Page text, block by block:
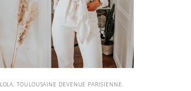
LOLA, TOULOUSAINE DEVENUE PARISIENNE.